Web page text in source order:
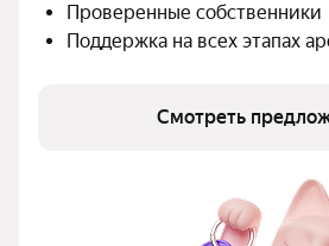
Проверенные собственники
Поддержка на всех этапах
Смотреть